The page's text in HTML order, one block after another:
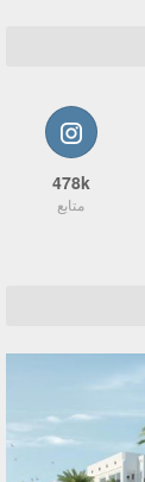
478k
متابع